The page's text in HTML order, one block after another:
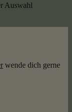
Auswahl
wende dich gerne